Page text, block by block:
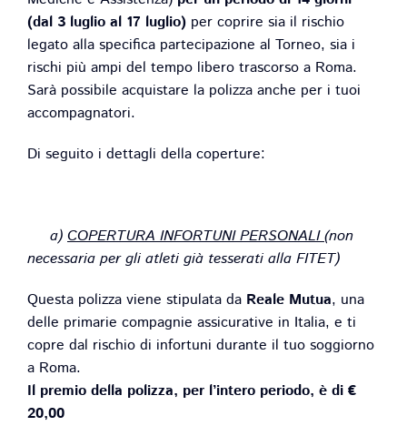
(dal 3 luglio al 17 luglio) per coprire sia il rischio
legato alla specifica partecipazione al Torneo, sia i
rischi più ampi del tempo libero trascorso a Roma.
Sarà possibile acquistare la polizza anche per i tuoi
accompagnatori.
Di seguito i dettagli della coperture:
a) COPERTURA INFORTUNI PERSONALI(non
necessaria per gli atleti già tesserati alla FITET)
Questa polizza viene stipulata da Reale Mutua, una
delle primarie compagnie assicurative in Italia, e ti
copre dal rischio di infortuni durante il tuo soggiorno
a Roma.
Il premio della polizza, per l’intero periodo, è di €
20,00